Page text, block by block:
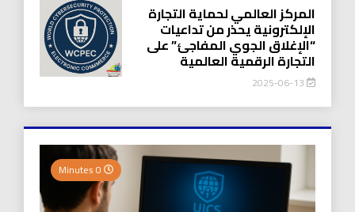
المركز العالمي لحماية التجارة
الإلكترونية يحذر من تداعيات
“الإغلاق الجوي المفاجئ” على
التجارة الرقمية العالمية
2025-06-13